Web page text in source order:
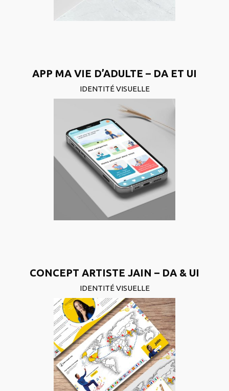
APP MA VIE D’ADULTE – DA ET UI
IDENTITÉ VISUELLE
CONCEPT ARTISTE JAIN – DA & UI
IDENTITÉ VISUELLE